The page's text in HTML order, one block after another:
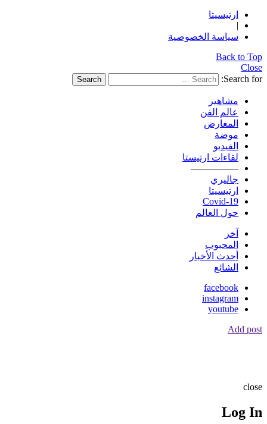
ارتيسيتا
|
سياسة الخصوصية
Back to Top
Close
Search for:
Search
مشاهير
عالم الفن
المعارض
موضة
الفيديو
لقاءات ارتيستا
—————
جاليري
ارتيسيتا
Covid-19
حول العالم
آخر
المحبوب
أحدث الأخبار
الشائع
facebook
instagram
youtube
Add post
close
Log In